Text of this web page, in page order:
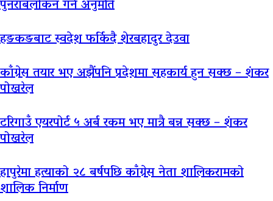
पुनराबलोकन गर्ने अनुमति
हङकङबाट स्वदेश फर्किदै शेरबहादुर देउवा
काँग्रेस तयार भए अझैंपनि प्रदेशमा सहकार्य हुन सक्छ – शंकर
पोखरेल
टरिगाउँ एयरपोर्ट ५ अर्ब रकम भए मात्रै बन्न सक्छ – शंकर
पोखरेल
हापुरेमा हत्याको २८ बर्षपछि काँग्रेस नेता शालिकरामको
शालिक निर्माण